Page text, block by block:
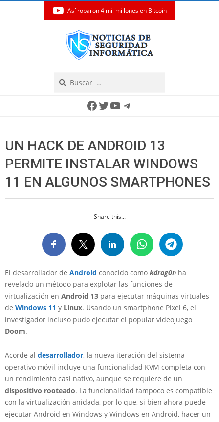
Así robaron 4 mil millones en Bitcoin
Facebook
Twitter
YouTube
Telegram
UN HACK DE ANDROID 13
PERMITE INSTALAR WINDOWS
11 EN ALGUNOS SMARTPHONES
Share this...
El desarrollador de Android conocido como kdrag0n ha
revelado un método para explotar las funciones de
virtualización en Android 13 para ejecutar máquinas virtuales
de Windows 11 y Linux. Usando un smartphone Pixel 6, el
investigador incluso pudo ejecutar el popular videojuego
Doom.
Acorde al desarrollador, la nueva iteración del sistema
operativo móvil incluye una funcionalidad KVM completa con
un rendimiento casi nativo, aunque se requiere de un
dispositivo rooteado. La funcionalidad tampoco es compatible
con la virtualización anidada, por lo que, si bien ahora puede
ejecutar Android en Windows y Windows en Android, hacer un